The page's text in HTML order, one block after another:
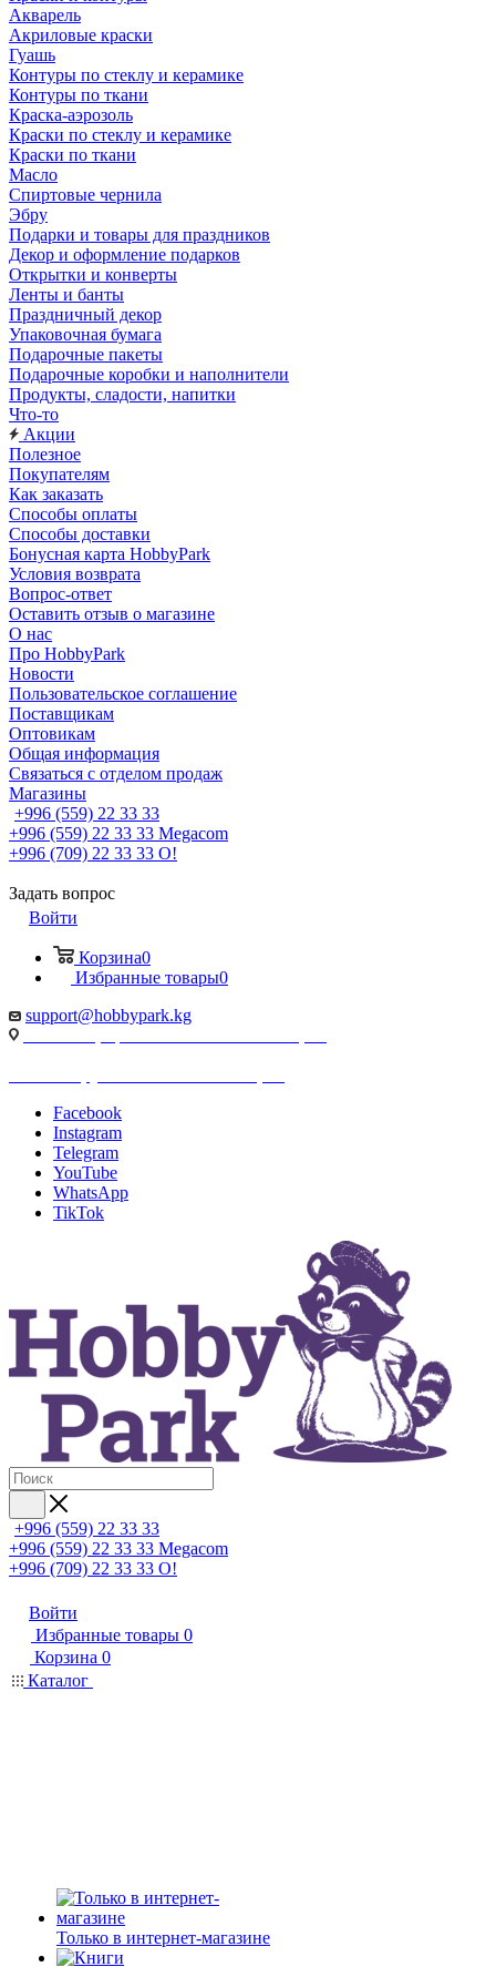
Акварель
Акриловые краски
Гуашь
Контуры по стеклу и керамике
Контуры по ткани
Краска-аэрозоль
Краски по стеклу и керамике
Краски по ткани
Масло
Спиртовые чернила
Эбру
Подарки и товары для праздников
Декор и оформление подарков
Открытки и конверты
Ленты и банты
Праздничный декор
Упаковочная бумага
Подарочные пакеты
Подарочные коробки и наполнители
Продукты, сладости, напитки
Что-то
Акции
Полезное
Покупателям
Как заказать
Способы оплаты
Способы доставки
Бонусная карта HobbyPark
Условия возврата
Вопрос-ответ
Оставить отзыв о магазине
О нас
Про HobbyPark
Новости
Пользовательское соглашение
Поставщикам
Оптовикам
Общая информация
Связаться с отделом продаж
Магазины
+996 (559) 22 33 33
+996 (559) 22 33 33 Megacom
+996 (709) 22 33 33 O!
Задать вопрос
Войти
Корзина0
Избранные товары0
support@hobbypark.kg
Facebook
Instagram
Telegram
YouTube
WhatsApp
TikTok
+996 (559) 22 33 33
+996 (559) 22 33 33 Megacom
+996 (709) 22 33 33 O!
Войти
Избранные товары 0
Корзина 0
Каталог
Только в интернет-магазине